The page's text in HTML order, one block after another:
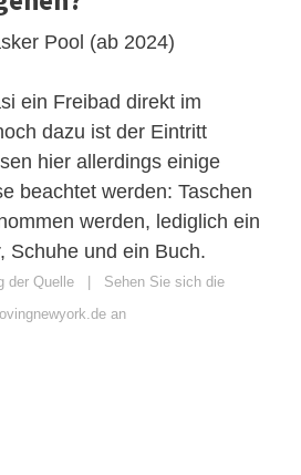
Pool (ab 2024)
ein Freibad direkt im
dazu ist der Eintritt
hier allerdings einige
beachtet werden: Taschen
werden, lediglich ein
Schuhe und ein Buch.
der Quelle | Sehen Sie sich die
an